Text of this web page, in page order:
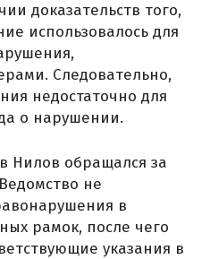
доказательств того,
использовалось для
Следовательно,
недостаточно для
о нарушении.
Нилов обращался за
не
в
рамок, после чего
указания в